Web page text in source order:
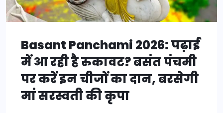
Basant Panchami 2026: पढ़ाई
में आ रही है रुकावट? बसंत पंचमी
पर करें इन चीजों का दान, बरसेगी
मां सरस्वती की कृपा